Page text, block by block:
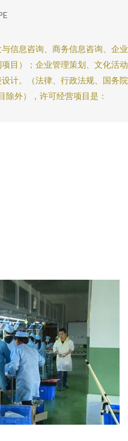
信息咨询、商务信息咨询、企业
目）；企业管理策划、文化活动
计。（法律、行政法规、国务院
除外），许可经营项目是：